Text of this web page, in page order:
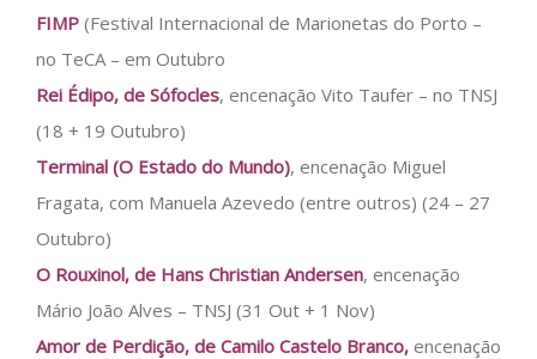
FIMP (Festival Internacional de Marionetas do Porto –
no TeCA – em Outubro
Rei Édipo, de Sófocles, encenação Vito Taufer – no TNSJ
(18 + 19 Outubro)
Terminal (O Estado do Mundo), encenação Miguel
Fragata, com Manuela Azevedo (entre outros) (24 – 27
Outubro)
O Rouxinol, de Hans Christian Andersen, encenação
Mário João Alves – TNSJ (31 Out + 1 Nov)
Amor de Perdição, de Camilo Castelo Branco, encenação